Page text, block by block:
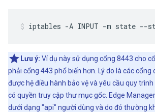
Lưu ý: Ví dụ này sử dụng cổng 8443 cho
phải cổng 443 phổ biến hơn. Lý do là các
được hệ điều hành bảo vệ và yêu cầu quy
có quyền truy cập thư mục gốc. Edge
dưới dạng "api" người dùng và do đó thường